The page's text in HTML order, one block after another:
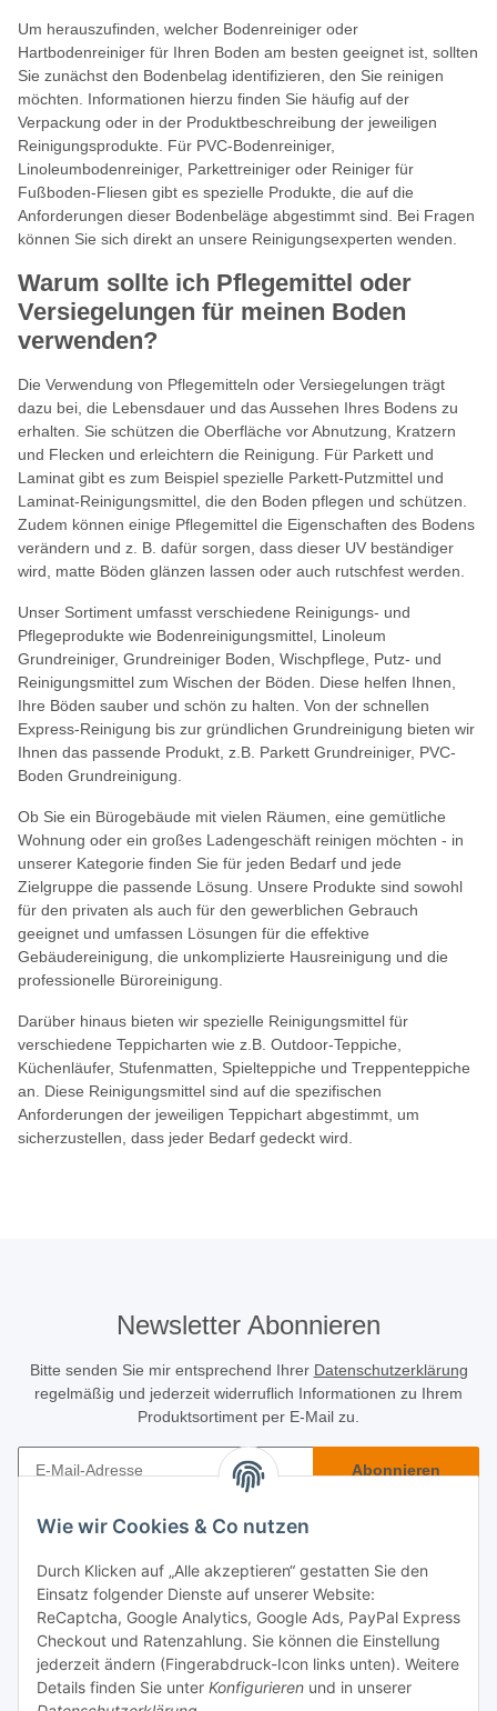
Wie wir Cookies & Co nutzen
Durch Klicken auf „Alle akzeptieren“ gestatten Sie den
Einsatz folgender Dienste auf unserer Website:
ReCaptcha, Google Analytics, Google Ads, PayPal Express
Checkout und Ratenzahlung. Sie können die Einstellung
jederzeit ändern (Fingerabdruck-Icon links unten). Weitere
Details finden Sie unter Konfigurieren und in unserer
Um herauszufinden, welcher Bodenreiniger oder
Hartbodenreiniger für Ihren Boden am besten geeignet ist, sollten
Sie zunächst den Bodenbelag identifizieren, den Sie reinigen
möchten. Informationen hierzu finden Sie häufig auf der
Verpackung oder in der Produktbeschreibung der jeweiligen
Reinigungsprodukte. Für PVC-Bodenreiniger,
Linoleumbodenreiniger, Parkettreiniger oder Reiniger für
Fußboden-Fliesen gibt es spezielle Produkte, die auf die
Anforderungen dieser Bodenbeläge abgestimmt sind. Bei Fragen
können Sie sich direkt an unsere Reinigungsexperten wenden.
Warum sollte ich Pflegemittel oder
Versiegelungen für meinen Boden
verwenden?
Die Verwendung von Pflegemitteln oder Versiegelungen trägt
dazu bei, die Lebensdauer und das Aussehen Ihres Bodens zu
erhalten. Sie schützen die Oberfläche vor Abnutzung, Kratzern
und Flecken und erleichtern die Reinigung. Für Parkett und
Laminat gibt es zum Beispiel spezielle Parkett-Putzmittel und
Laminat-Reinigungsmittel, die den Boden pflegen und schützen.
Zudem können einige Pflegemittel die Eigenschaften des Bodens
verändern und z. B. dafür sorgen, dass dieser UV beständiger
wird, matte Böden glänzen lassen oder auch rutschfest werden.
Unser Sortiment umfasst verschiedene Reinigungs- und
Pflegeprodukte wie Bodenreinigungsmittel, Linoleum
Grundreiniger, Grundreiniger Boden, Wischpflege, Putz- und
Reinigungsmittel zum Wischen der Böden. Diese helfen Ihnen,
Ihre Böden sauber und schön zu halten. Von der schnellen
Express-Reinigung bis zur gründlichen Grundreinigung bieten wir
Ihnen das passende Produkt, z.B. Parkett Grundreiniger, PVC-
Boden Grundreinigung.
Ob Sie ein Bürogebäude mit vielen Räumen, eine gemütliche
Wohnung oder ein großes Ladengeschäft reinigen möchten - in
unserer Kategorie finden Sie für jeden Bedarf und jede
Zielgruppe die passende Lösung. Unsere Produkte sind sowohl
für den privaten als auch für den gewerblichen Gebrauch
geeignet und umfassen Lösungen für die effektive
Gebäudereinigung, die unkomplizierte Hausreinigung und die
professionelle Büroreinigung.
Darüber hinaus bieten wir spezielle Reinigungsmittel für
verschiedene Teppicharten wie z.B. Outdoor-Teppiche,
Küchenläufer, Stufenmatten, Spielteppiche und Treppenteppiche
an. Diese Reinigungsmittel sind auf die spezifischen
Anforderungen der jeweiligen Teppichart abgestimmt, um
sicherzustellen, dass jeder Bedarf gedeckt wird.
Newsletter Abonnieren
Bitte senden Sie mir entsprechend Ihrer Datenschutzerklärung
regelmäßig und jederzeit widerruflich Informationen zu Ihrem
Produktsortiment per E-Mail zu.
Abonnieren
Informatives
Rechtliches